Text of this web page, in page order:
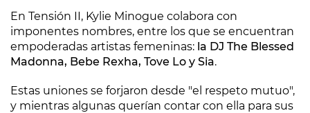
En Tensión II, Kylie Minogue colabora con
imponentes nombres, entre los que se encuentran
empoderadas artistas femeninas: la DJ The Blessed
Madonna, Bebe Rexha, Tove Lo y Sia.
Estas uniones se forjaron desde "el respeto mutuo",
y mientras algunas querían contar con ella para sus